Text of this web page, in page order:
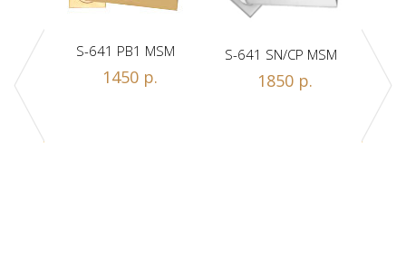
A
S-641 PB1 MSM
1450 р.
S-641 SN/CP MSM
1850 р.